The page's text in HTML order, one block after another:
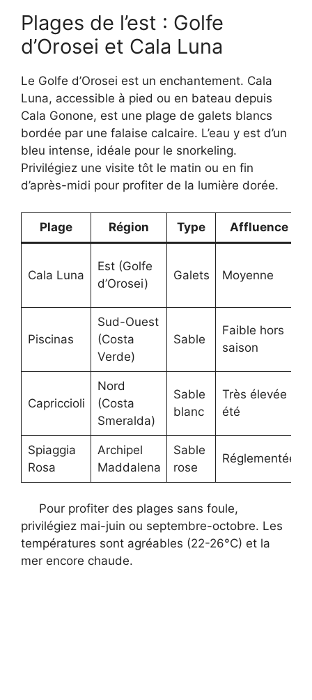
Plages de l’est : Golfe
d’Orosei et Cala Luna
Le Golfe d’Orosei est un enchantement. Cala
Luna, accessible à pied ou en bateau depuis
Cala Gonone, est une plage de galets blancs
bordée par une falaise calcaire. L’eau y est d’un
bleu intense, idéale pour le snorkeling.
Privilégiez une visite tôt le matin ou en fin
d’après-midi pour profiter de la lumière dorée.
Plage Région Type Affluence
Cala Luna
Est (Golfe
d’Orosei)
Galets Moyenne
Piscinas
Sud-Ouest
(Costa
Verde)
Sable
Faible hors
saison
Capriccioli
Nord
(Costa
Smeralda)
Sable
blanc
Très élevée
été
Spiaggia
Rosa
Archipel
Maddalena
Sable
rose
Réglementée
Pour profiter des plages sans foule,
privilégiez mai-juin ou septembre-octobre. Les
températures sont agréables (22-26°C) et la
mer encore chaude.